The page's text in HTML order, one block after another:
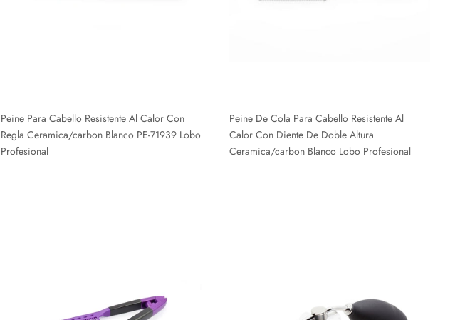
Peine Para Cabello Resistente Al Calor Con
Regla Ceramica/carbon Blanco PE-71939 Lobo
Profesional
Peine De Cola Para Cabello Resistente Al
Calor Con Diente De Doble Altura
Ceramica/carbon Blanco Lobo Profesional